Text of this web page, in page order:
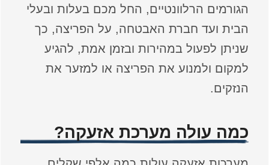
הגורמים הרלוונטיים, החל מכם בעלות ובעלי
הבית ועד חברת האבטחה, על הפריצה, כך
שניתן לפעול במהירות ובזמן אמת, להגיע
למקום ולמנוע את הפריצה או למזער את
הנזקים.
כמה עולה מערכת אזעקה?